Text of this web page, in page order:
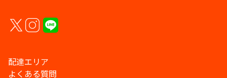
配達エリア
よくある質問